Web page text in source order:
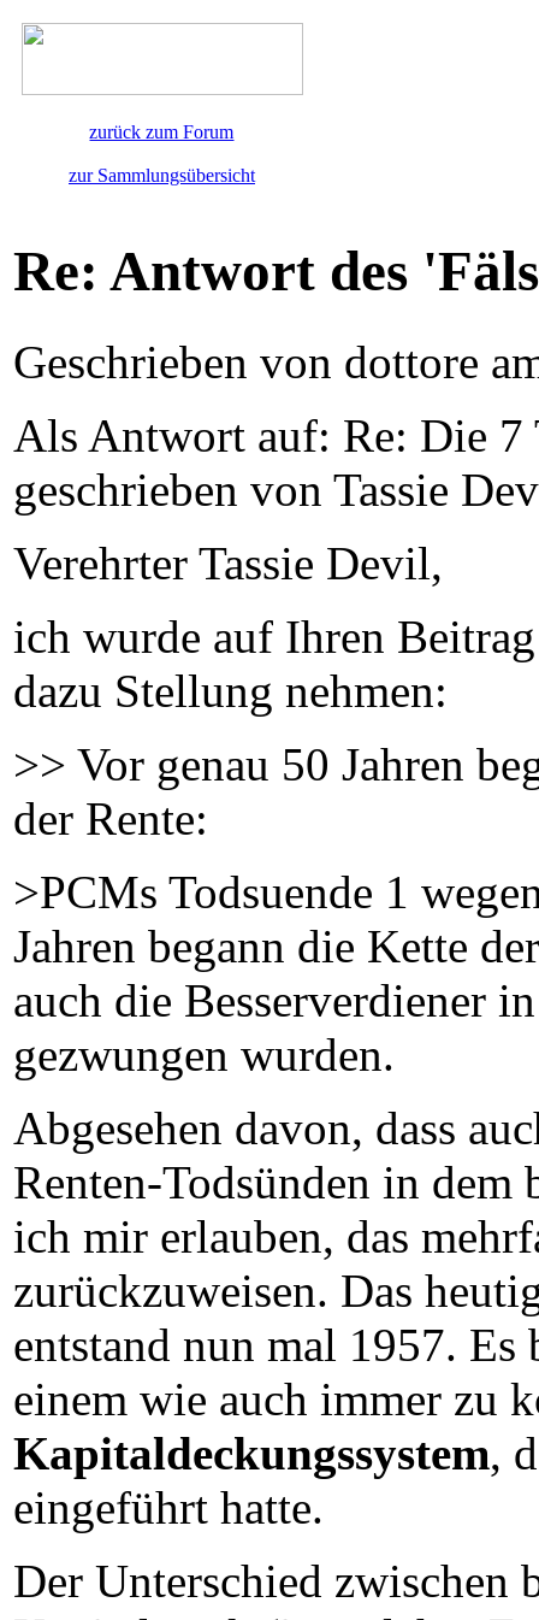
zurück zum Forum
zur Sammlungsübersicht
Re: Antwort des
Geschrieben von dottore
Als Antwort auf: Re: Die 7
geschrieben von Tassie
Verehrter Tassie Devil,
ich wurde auf Ihren
dazu Stellung nehmen:
>> Vor genau 50 Jahren
der Rente:
>PCMs Todsuende 1
Jahren begann die Kette
auch die Besserverdiener
gezwungen wurden.
Abgesehen davon, dass
Renten-Todsünden in dem
ich mir erlauben, das
zurückzuweisen. Das
entstand nun mal 1957.
einem wie auch immer zu
Kapitaldeckungssystem,
eingeführt hatte.
Der Unterschied zwischen